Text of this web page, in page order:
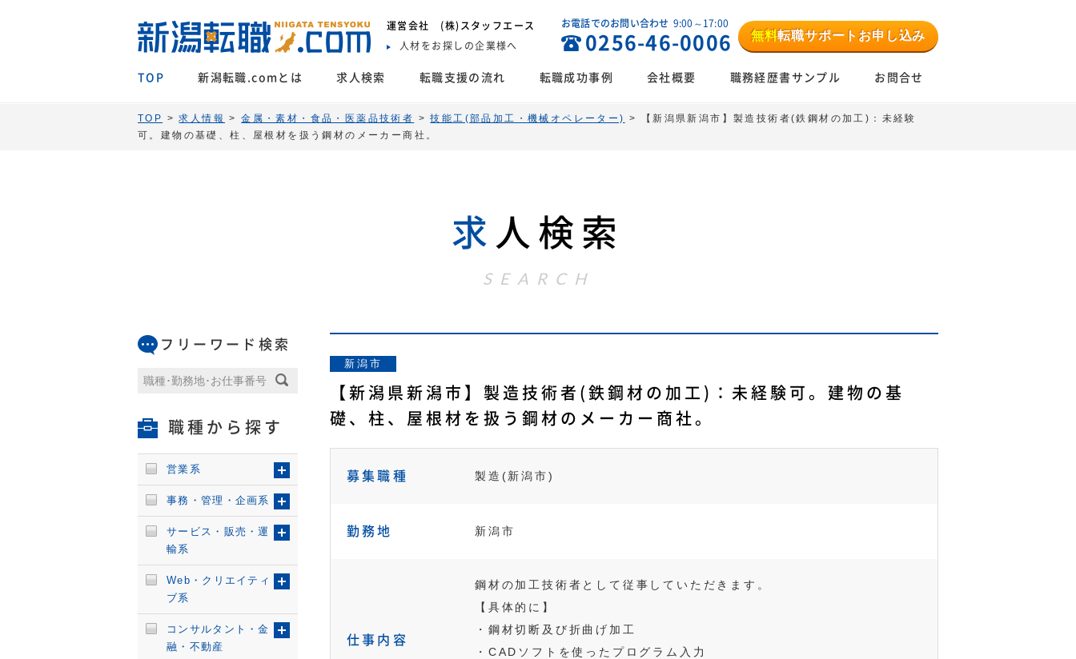
運営会社 (株)スタッフエース
人材をお探しの企業様へ
お電話でのお問い合わせ 9:00～17:00
0256-46-0006 無料転職サポートお申し込み
TOP 新潟転職.comとは 求人検索 転職支援の流れ 転職成功事例 会社概要 職務経歴書サンプル お問合せ
TOP >求人情報 >金属・素材・食品・医薬品技術者 >技能工(部品加工・機械オペレーター) >
【新潟県新潟市】製造技術者(鉄鋼材の加工)：未経験
可。建物の基礎、柱、屋根材を扱う鋼材のメーカー商社。
求 人検索
SEARCH
新潟市
【新潟県新潟市】製造技術者(鉄鋼材の加工)：未経験可。建物の基
礎、柱、屋根材を扱う鋼材のメーカー商社。
募集職種 製造(新潟市)
勤務地 新潟市
仕事内容
鋼材の加工技術者として従事していただきます。
【具体的に】
・鋼材切断及び折曲げ加工
・CADソフトを使ったプログラム入力
フリーワード検索
職種から探す
営業系
事務・管理・企画系
サービス・販売・運
輸系
Web・クリエイティ
ブ系
コンサルタント・金
融・不動産